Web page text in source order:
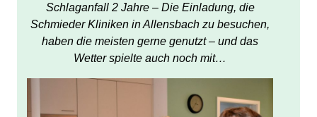
Schlaganfall 2 Jahre – Die Einladung, die
Schmieder Kliniken in Allensbach zu besuchen,
haben die meisten gerne genutzt – und das
Wetter spielte auch noch mit…